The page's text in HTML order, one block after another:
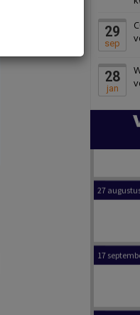
29
sep
28
jan
22
28